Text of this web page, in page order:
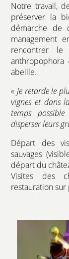
Notre travail,
préserver la
démarche de
management
rencontrer le
anthropophora
abeille.
« Je retarde le
vignes et dans
temps
disperser leurs
Départ des
sauvages
départ du
Visites des
restauration sur